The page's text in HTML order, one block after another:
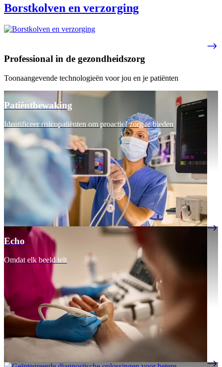
Borstkolven en verzorging
Professional in de gezondheidszorg
Toonaangevende technologieën voor jou en je patiënten
Patiëntbewaking
Identificeer risicopatiënten om proactief zorg te bieden
Echo
Omdat elk beeld telt